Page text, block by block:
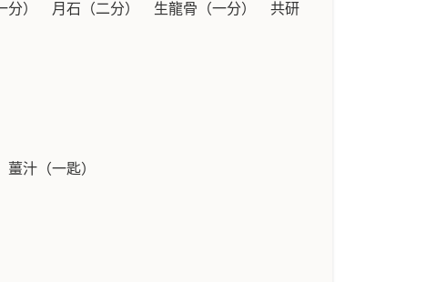
分） 月石（二分） 生龍骨（一分） 共研
汁（一匙）